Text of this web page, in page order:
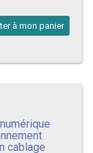
à mon panier
cablage